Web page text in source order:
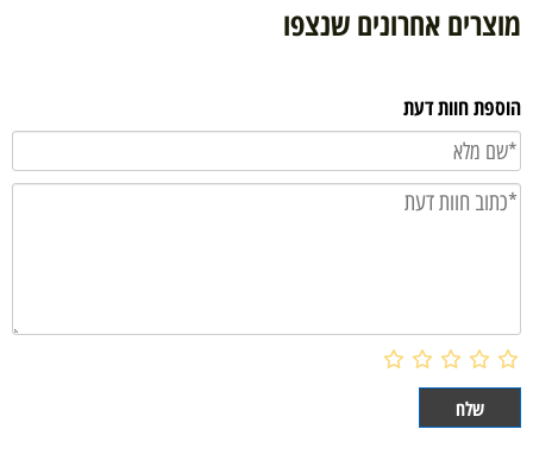
מוצרים אחרונים שנצפו
הוספת חוות דעת